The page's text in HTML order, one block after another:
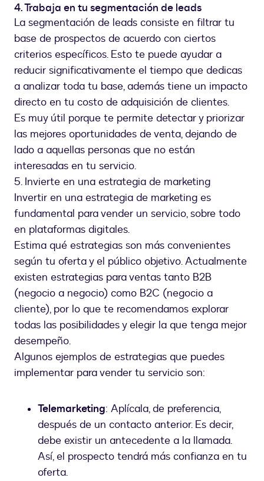
4. Trabaja en tu segmentación de leads
La segmentación de leads consiste en filtrar tu
base de prospectos de acuerdo con ciertos
criterios específicos. Esto te puede ayudar a
reducir significativamente el tiempo que dedicas
a analizar toda tu base, además tiene un impacto
directo en tu costo de adquisición de clientes.
Es muy útil porque te permite detectar y priorizar
las mejores oportunidades de venta, dejando de
lado a aquellas personas que no están
interesadas en tu servicio.
5. Invierte en una estrategia de marketing
Invertir en una estrategia de marketing es
fundamental para vender un servicio, sobre todo
en plataformas digitales.
Estima qué estrategias son más convenientes
según tu oferta y el público objetivo. Actualmente
existen estrategias para ventas tanto B2B
(negocio a negocio) como B2C (negocio a
cliente), por lo que te recomendamos explorar
todas las posibilidades y elegir la que tenga mejor
desempeño.
Algunos ejemplos de estrategias que puedes
implementar para vender tu servicio son:
Telemarketing: Aplícala, de preferencia,
después de un contacto anterior. Es decir,
debe existir un antecedente a la llamada.
Así, el prospecto tendrá más confianza en tu
oferta.